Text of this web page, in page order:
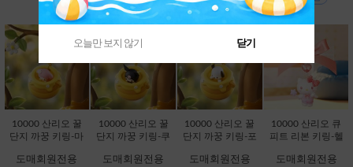
10000 산리오 꿀
단지 까꿍 키링-마
037]
도매회원전용
10000 산리오 꿀
단지 까꿍 키링-쿠
도매회원전용
10000 산리오 꿀
단지 까꿍 키링-포
도매회원전용
10000 산리오 큐
피트 리본 키링-헬
1]
도매회원전용
오늘만 보지 않기 닫기